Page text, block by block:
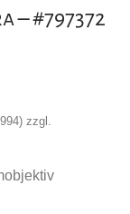
– #797372
zzgl.